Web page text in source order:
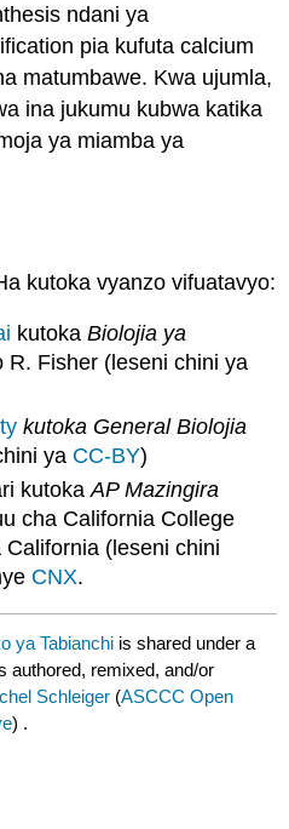
ndani ya
pia kufuta calcium
matumbawe. Kwa ujumla,
ina jukumu kubwa katika
ya miamba ya
kutoka vyanzo vifuatavyo:
kutokaBiolojia ya
R. Fisher (leseni chini ya
kutoka General Biolojia
ya CC-BY)
kutokaAP Mazingira
cha California College
California (leseni chini
CNX.
ya Tabianchi is shared under a
authored, remixed, and/or
Schleiger (ASCCC Open
) .